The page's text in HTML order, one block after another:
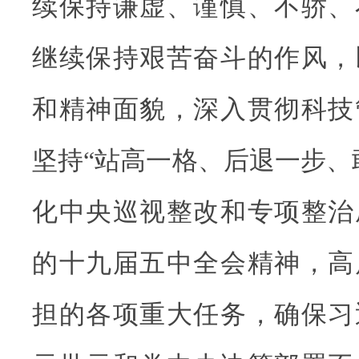
续保持谦虚、谨慎、不骄
继续保持艰苦奋斗的作风
和精神面貌，深入贯彻科
坚持“站高一格、后退一步
化中央巡视整改和专项整
的十九届五中全会精神，
担的各项重大任务，确保